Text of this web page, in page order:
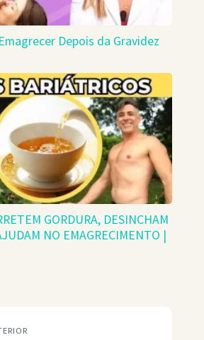
Depois da Gravidez
GORDURA, DESINCHAM
NO EMAGRECIMENTO |